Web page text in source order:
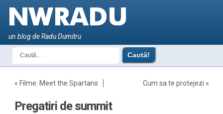
un blog de Radu Dumitru
« Filme: Meet the Spartans Cum sa te protejezi »
Pregatiri de summit